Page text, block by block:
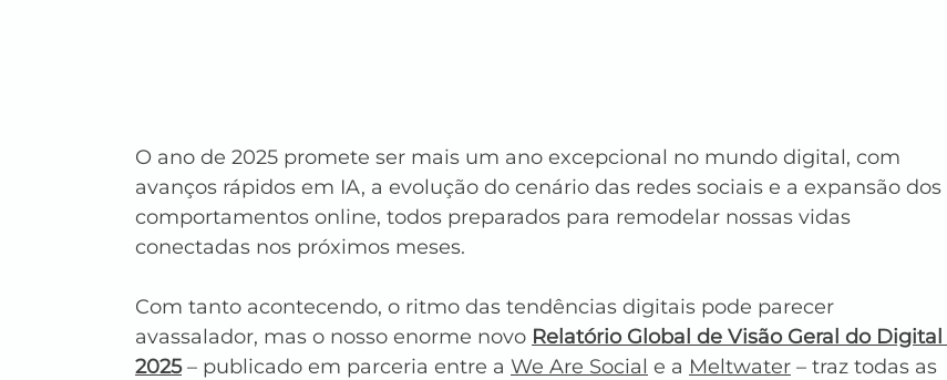
O ano de 2025 promete ser mais um ano excepcional no mundo digital, com
avanços rápidos em IA, a evolução do cenário das redes sociais e a expansão dos
comportamentos online, todos preparados para remodelar nossas vidas
conectadas nos próximos meses.
Com tanto acontecendo, o ritmo das tendências digitais pode parecer
avassalador, mas o nosso enorme novo Relatório Global de Visão Geral do Digital
2025 – publicado em parceria entre a We Are Social e a Meltwater – traz todas as